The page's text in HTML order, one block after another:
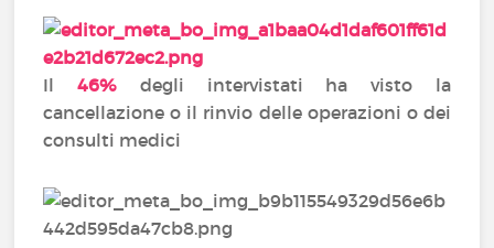
Il46% degli intervistati ha visto la
cancellazione o il rinvio delle operazioni o dei
consulti medici